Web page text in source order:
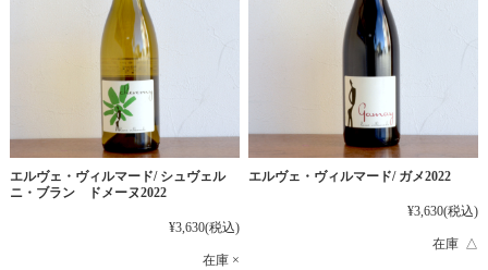
エルヴェ・ヴィルマード/ シュヴェル
ニ・ブラン ドメーヌ2022
¥3,630(税込)
在庫 ×
エルヴェ・ヴィルマード/ ガメ2022
¥3,630(税込)
在庫 △